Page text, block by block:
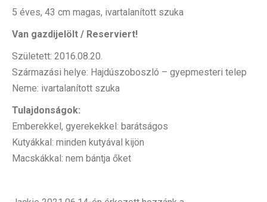
5 éves, 43 cm magas, ivartalanított szuka
Van gazdijelölt / Reserviert!
Született: 2016.08.20.
Származási helye: Hajdúszoboszló – gyepmesteri telep
Neme: ivartalanított szuka
Tulajdonságok:
Emberekkel, gyerekekkel: barátságos
Kutyákkal: minden kutyával kijön
Macskákkal: nem bántja őket